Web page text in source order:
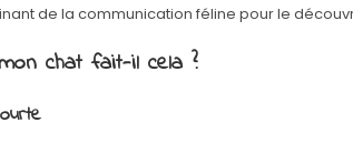
de la communication féline pour le
chat fait-il cela ?